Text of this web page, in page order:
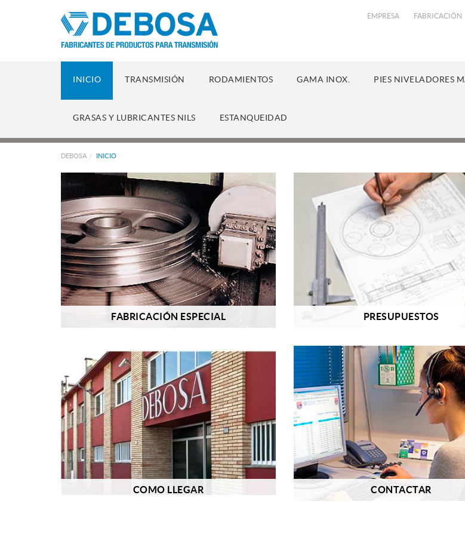
EMPRESA FABRICACIÓN
INICIO TRANSMISIÓN RODAMIENTOS GAMA INOX. PIES NIVELADORES
GRASAS Y LUBRICANTES NILS ESTANQUEIDAD
DEBOSA INICIO
FABRICACIÓN ESPECIAL PRESUPUESTOS
COMO LLEGAR CONTACTAR